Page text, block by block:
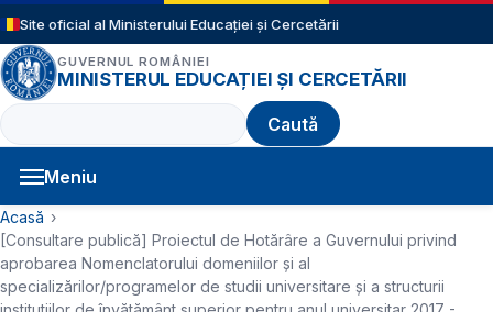
Sari la conținutul principal
Site oficial al Ministerului Educației și Cercetării
GUVERNUL ROMÂNIEI
MINISTERUL EDUCAȚIEI ȘI CERCETĂRII
Caută
Meniu
Navigație principală
Cale de navigare
Acasă
[Consultare publică] Proiectul de Hotărâre a Guvernului privind
aprobarea Nomenclatorului domeniilor şi al
specializărilor/programelor de studii universitare şi a structurii